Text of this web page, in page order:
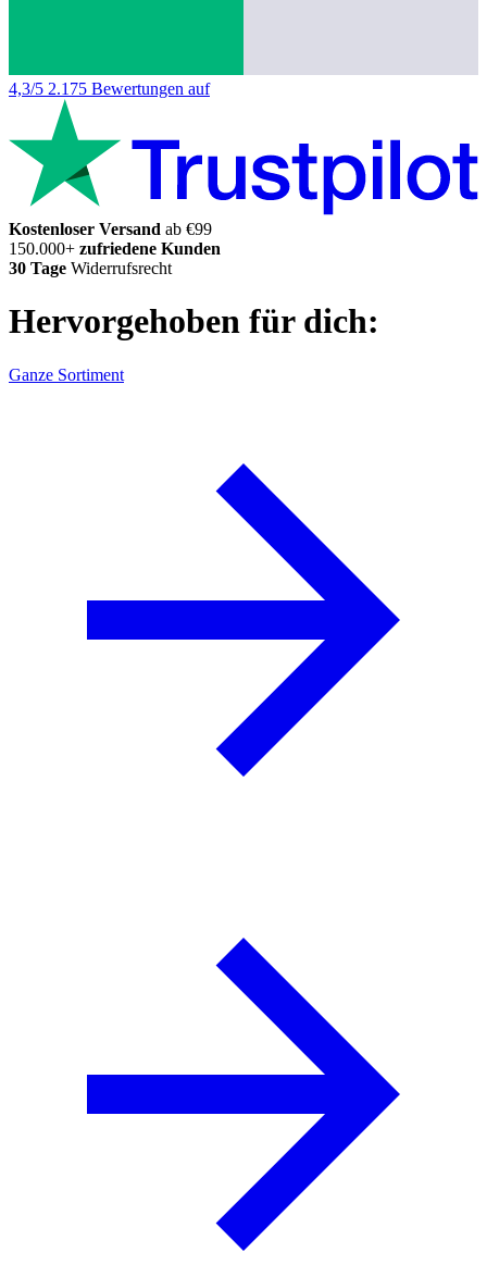
4,3/5 2.175 Bewertungen auf
Kostenloser Versand ab €99
150.000+ zufriedene Kunden
30 Tage Widerrufsrecht
Hervorgehoben für dich:
Ganze Sortiment